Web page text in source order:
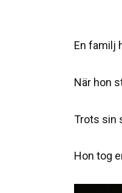
En familj
När hon
Trots sin
Hon tog